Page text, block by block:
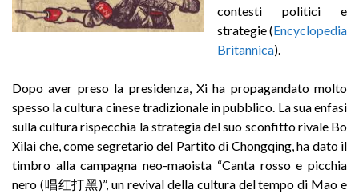
contesti politici e
strategie (Encyclopedia
Britannica).
Dopo aver preso la presidenza, Xi ha propagandato molto
spesso la cultura cinese tradizionale in pubblico. La sua enfasi
sulla cultura rispecchia la strategia del suo sconfitto rivale Bo
Xilai che, come segretario del Partito di Chongqing, ha dato il
timbro alla campagna neo-maoista “Canta rosso e picchia
nero (唱红打黑)”, un revival della cultura del tempo di Mao e